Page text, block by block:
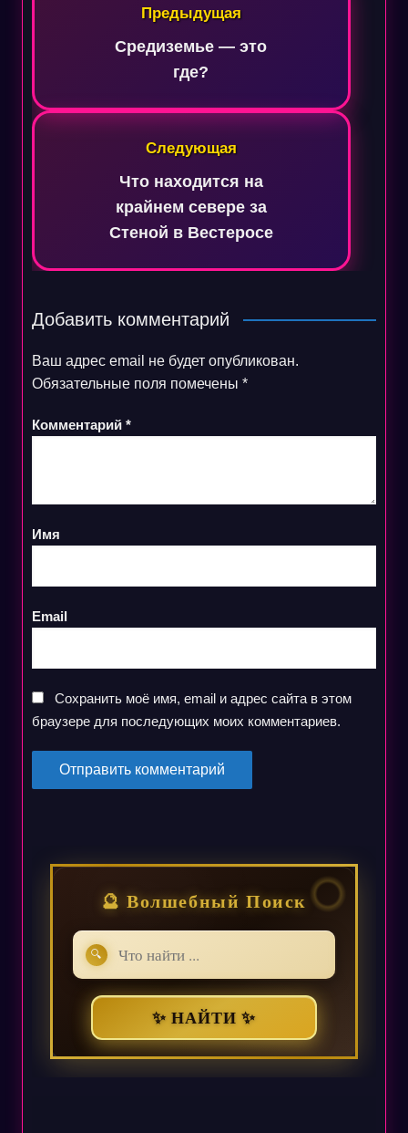
записям
Предыдущая
Средиземье — это
где?
Следующая
Что находится на
крайнем севере за
Стеной в Вестеросе
Добавить комментарий
Ваш адрес email не будет опубликован.
Обязательные поля помечены *
Комментарий *
Имя
Email
Сохранить моё имя, email и адрес сайта в этом
браузере для последующих моих комментариев.
🔮 Волшебный Поиск
🔍
✨ НАЙТИ ✨